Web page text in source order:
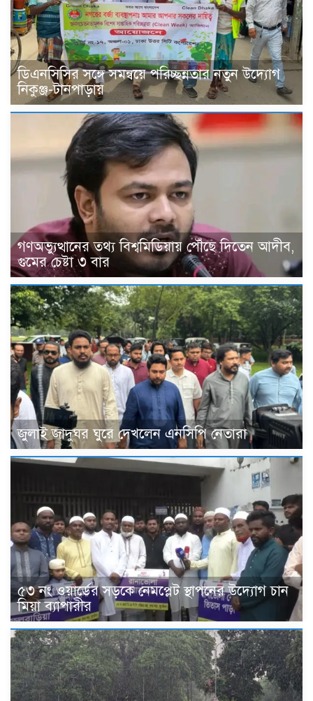
ডিএনসিসির সঙ্গে সমন্বয়ে পরিচ্ছন্নতার নতুন উদ্যোগ
নিকুঞ্জ-টানপাড়ায়
গণঅভ্যুত্থানের তথ্য বিশ্বমিডিয়ায় পৌঁছে দিতেন আদীব,
গুমের চেষ্টা ৩ বার
জুলাই জাদুঘর ঘুরে দেখলেন এনসিপি নেতারা
৫৩ নং ওয়ার্ডের সড়কে নেমপ্লেট স্থাপনের উদ্যোগ চান
মিয়া ব্যাপারীর